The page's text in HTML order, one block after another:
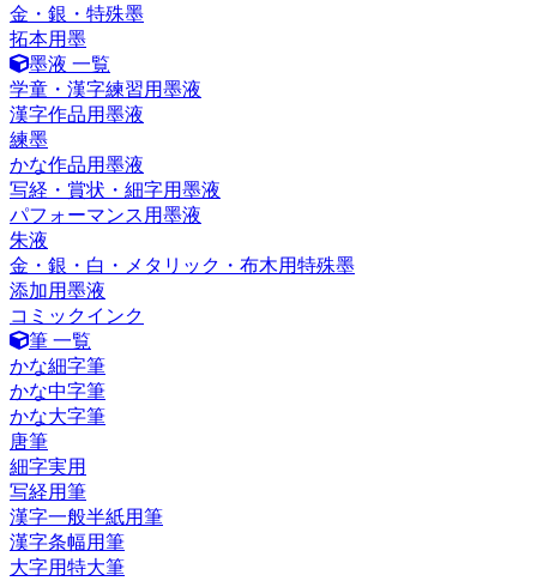
金・銀・特殊墨
拓本用墨
墨液 一覧
学童・漢字練習用墨液
漢字作品用墨液
練墨
かな作品用墨液
写経・賞状・細字用墨液
パフォーマンス用墨液
朱液
金・銀・白・メタリック・布木用特殊墨
添加用墨液
コミックインク
筆 一覧
かな細字筆
かな中字筆
かな大字筆
唐筆
細字実用
写経用筆
漢字一般半紙用筆
漢字条幅用筆
大字用特大筆